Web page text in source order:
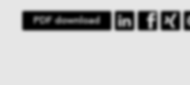
PDF download